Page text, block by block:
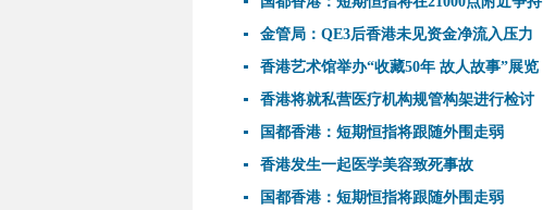
金管局：QE3后香港未见资金净流入压力
香港艺术馆举办“收藏50年 故人故事”展览
香港将就私营医疗机构规管构架进行检讨
国都香港：短期恒指将跟随外围走弱
香港发生一起医学美容致死事故
国都香港：短期恒指将跟随外围走弱